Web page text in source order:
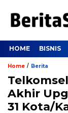
HOME BISNIS
Home / Berita
Akhir
31 Kota/